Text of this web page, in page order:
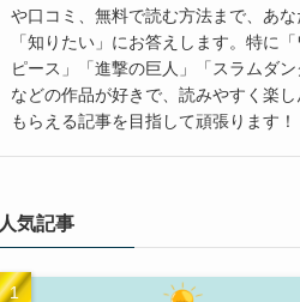
や口コミ、無料で読む方法まで、あな
「知りたい」にお答えします。特に「
ピース」「進撃の巨人」「スラムダン
などの作品が好きで、読みやすく楽
もらえる記事を目指して頑張ります！
人気記事